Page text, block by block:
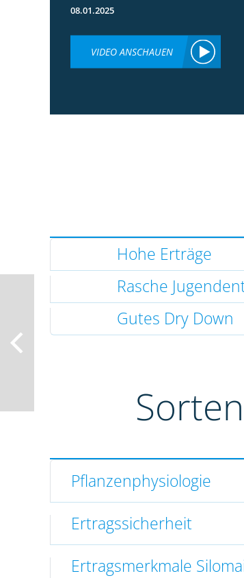
08.01.2025
VIDEO ANSCHAUEN
Hohe Erträge
Rasche
Gutes Dry Down
Pflanzenphysiologie
Ertragssicherheit
Ertragsmerkmale